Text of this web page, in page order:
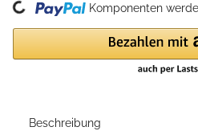
Loading... Komponenten
Beschreibung